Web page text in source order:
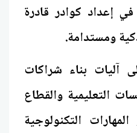
في إعداد كوادر قادرة
ومستدامة.
آليات بناء شراكات
التعليمية والقطاع
التكنولوجية